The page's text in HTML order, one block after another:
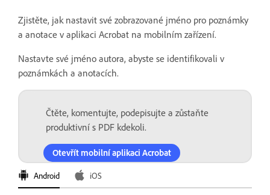
Zjistěte, jak nastavit své zobrazované jméno pro poznámky
a anotace v aplikaci Acrobat na mobilním zařízení.
Nastavte své jméno autora, abyste se identifikovali v
poznámkách a anotacích.
Čtěte, komentujte, podepisujte a zůstaňte
produktivní s PDF kdekoli.
Otevřít mobilní aplikaci Acrobat
Android iOS